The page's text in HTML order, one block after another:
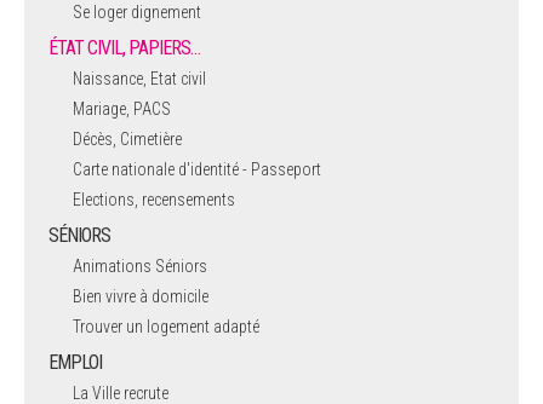
Se loger dignement
ÉTAT CIVIL, PAPIERS…
Naissance, Etat civil
Mariage, PACS
Décès, Cimetière
Carte nationale d'identité - Passeport
Elections, recensements
SÉNIORS
Animations Séniors
Bien vivre à domicile
Trouver un logement adapté
EMPLOI
La Ville recrute